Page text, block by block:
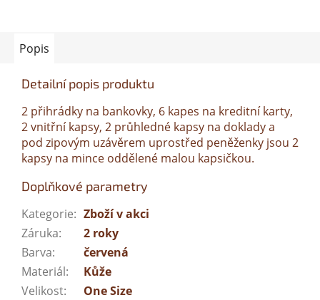
Popis
Detailní popis produktu
2 přihrádky na bankovky, 6 kapes na kreditní karty,
2 vnitřní kapsy, 2 průhledné kapsy na doklady a
pod zipovým uzávěrem uprostřed peněženky jsou 2
kapsy na mince oddělené malou kapsičkou.
Doplňkové parametry
Kategorie: Zboží v akci
Záruka:
2 roky
Barva:
červená
Materiál:
Kůže
Velikost: One Size